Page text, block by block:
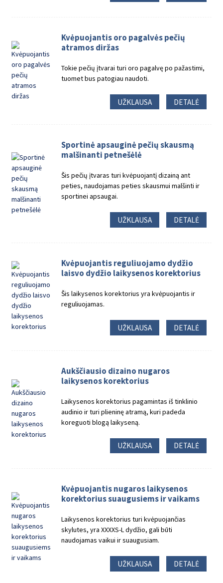
Kvėpuojantis oro pagalvės pečių
atramos diržas
Tokie pečių įtvarai turi oro pagalvę po pažastimi,
tuomet bus patogiau naudoti.
UŽKLAUSA DETALĖ
Sportinė apsauginė pečių skausmą
malšinanti petnešėlė
Šis pečių įtvaras turi kvėpuojantį dizainą ant
peties, naudojamas peties skausmui malšinti ir
sportinei apsaugai.
UŽKLAUSA DETALĖ
Kvėpuojantis reguliuojamo dydžio
laisvo dydžio laikysenos korektorius
Šis laikysenos korektorius yra kvėpuojantis ir
reguliuojamas.
UŽKLAUSA DETALĖ
Aukščiausio dizaino nugaros
laikysenos korektorius
Laikysenos korektorius pagamintas iš tinklinio
audinio ir turi plieninę atramą, kuri padeda
koreguoti blogą laikyseną.
UŽKLAUSA DETALĖ
Kvėpuojantis nugaros laikysenos
korektorius suaugusiems ir vaikams
Laikysenos korektorius turi kvėpuojančias
skylutes, yra XXXXS-L dydžio, gali būti
naudojamas vaikui ir suaugusiam.
UŽKLAUSA DETALĖ